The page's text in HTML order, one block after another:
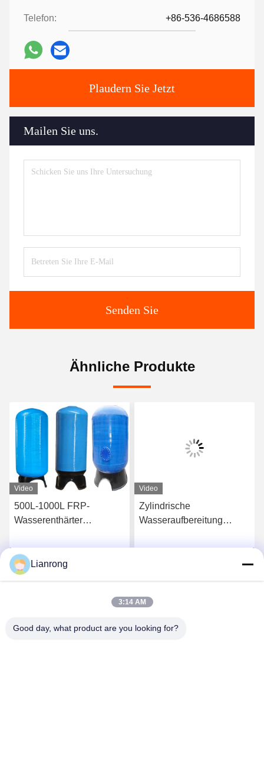
Telefon: +86-536-4686588
Plaudern Sie Jetzt
Mailen Sie uns.
Senden Sie
Ähnliche Produkte
Video
500L-1000L FRP-
Wasserenthärter
Kohlenstofffilter
Plaudern Sie Jetzt
Video
Zylindrische
Wasseraufbereitung
Kunststoffwasserbehälter
Lianrong
3:14 AM
Good day, what product are you looking for?